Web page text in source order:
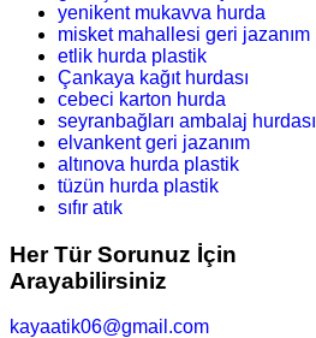
yenikent mukavva hurda
misket mahallesi geri jazanım
etlik hurda plastik
Çankaya kağıt hurdası
cebeci karton hurda
seyranbağları ambalaj hurdası
elvankent geri jazanım
altınova hurda plastik
tüzün hurda plastik
sıfır atık
Her Tür Sorunuz İçin
Arayabilirsiniz
kayaatik06@gmail.com